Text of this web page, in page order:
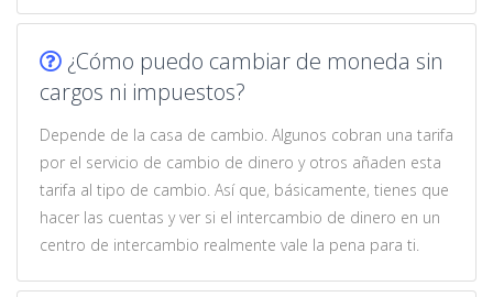
¿Cómo puedo cambiar de moneda sin
cargos ni impuestos?
Depende de la casa de cambio. Algunos cobran una tarifa
por el servicio de cambio de dinero y otros añaden esta
tarifa al tipo de cambio. Así que, básicamente, tienes que
hacer las cuentas y ver si el intercambio de dinero en un
centro de intercambio realmente vale la pena para ti.